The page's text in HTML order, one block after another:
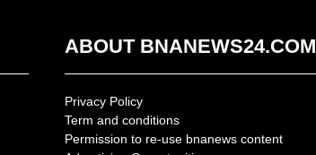
ABOUT BNANEWS24.COM
Privacy Policy
Term and conditions
Permission to re-use bnanews content